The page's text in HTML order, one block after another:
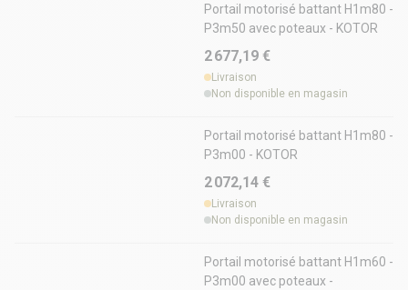
Portail motorisé battant H1m80 -
P3m50 avec poteaux - KOTOR
2 677,19 €
Livraison
Non disponible en magasin
Portail motorisé battant H1m80 -
P3m00 - KOTOR
2 072,14 €
Livraison
Non disponible en magasin
Portail motorisé battant H1m60 -
P3m00 avec poteaux -